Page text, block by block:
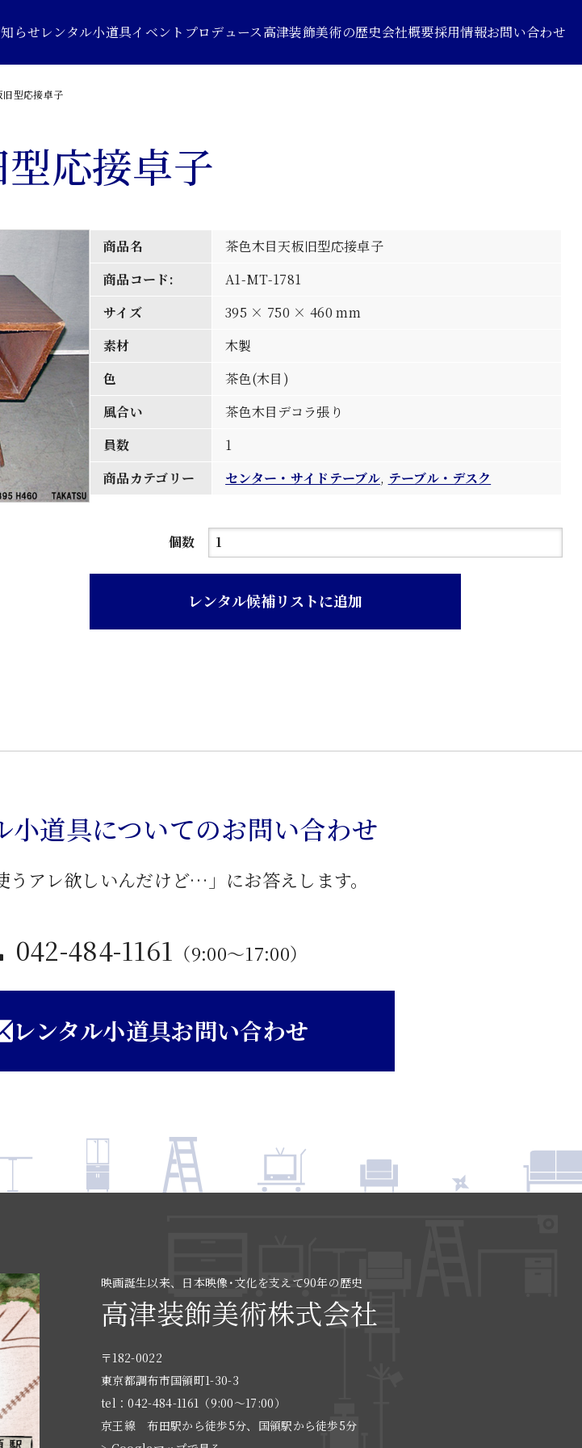
らせレンタル小道具イベントプロデュース高津装飾美術の歴史会社概要採用情報お問い合わせ
旧型応接卓子
応接卓子
商品名
茶色木目天板旧型応接卓子
商品コード:
A1-MT-1781
サイズ
395 × 750 × 460 mm
素材
木製
色
茶色(木目)
風合い
茶色木目デコラ張り
員数
1
商品カテゴリー
センター・サイドテーブル, テーブル・デスク
個数
茶
応
子
レンタル候補リストに追加
小道具についてのお問い合わせ
うアレ欲しいんだけど…」にお答えします。
042-484-1161 （9:00〜17:00）
レンタル小道具お問い合わせ
映画誕生以来、日本映像･文化を支えて90年の歴史
高津装飾美術株式会社
〒182-0022
東京都調布市国領町1-30-3
tel：042-484-1161（9:00〜17:00）
京王線 布田駅から徒歩5分、国領駅から徒歩5分